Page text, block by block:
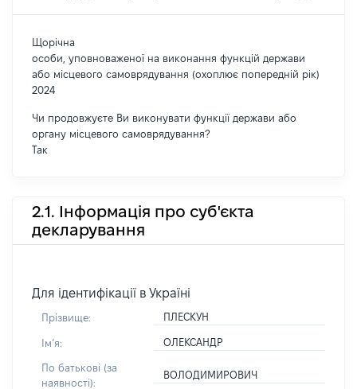
Щорічна
особи, уповноваженої на виконання функцій держави
або місцевого самоврядування (охоплює попередній рік)
2024
Чи продовжуєте Ви виконувати функції держави або
органу місцевого самоврядування?
Так
2.1. Інформація про суб'єкта
декларування
Для ідентифікації в Україні
Прізвище: ПЛЕСКУН
Імʼя: ОЛЕКСАНДР
По батькові (за
наявності):
ВОЛОДИМИРОВИЧ